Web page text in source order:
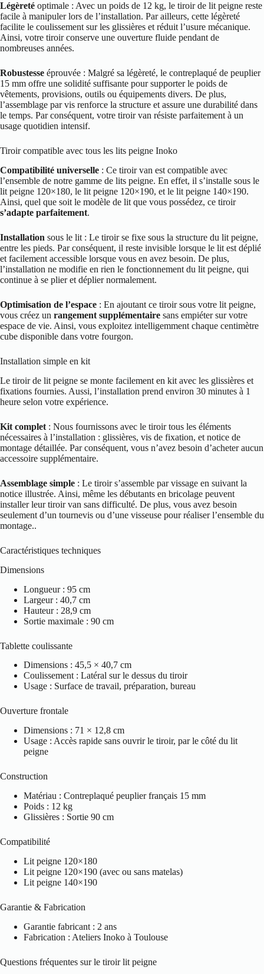
Légèreté optimale : Avec un poids de 12 kg, le tiroir de lit peigne reste
facile à manipuler lors de l’installation. Par ailleurs, cette légèreté
facilite le coulissement sur les glissières et réduit l’usure mécanique.
Ainsi, votre tiroir conserve une ouverture fluide pendant de
nombreuses années.
Robustesse éprouvée : Malgré sa légèreté, le contreplaqué de peuplier
15 mm offre une solidité suffisante pour supporter le poids de
vêtements, provisions, outils ou équipements divers. De plus,
l’assemblage par vis renforce la structure et assure une durabilité dans
le temps. Par conséquent, votre tiroir van résiste parfaitement à un
usage quotidien intensif.
Tiroir compatible avec tous les lits peigne Inoko
Compatibilité universelle : Ce tiroir van est compatible avec
l’ensemble de notre gamme de lits peigne. En effet, il s’installe sous le
lit peigne 120×180, le lit peigne 120×190, et le lit peigne 140×190.
Ainsi, quel que soit le modèle de lit que vous possédez, ce tiroir
s’adapte parfaitement.
Installation sous le lit : Le tiroir se fixe sous la structure du lit peigne,
entre les pieds. Par conséquent, il reste invisible lorsque le lit est déplié
et facilement accessible lorsque vous en avez besoin. De plus,
l’installation ne modifie en rien le fonctionnement du lit peigne, qui
continue à se plier et déplier normalement.
Optimisation de l’espace : En ajoutant ce tiroir sous votre lit peigne,
vous créez un rangement supplémentaire sans empiéter sur votre
espace de vie. Ainsi, vous exploitez intelligemment chaque centimètre
cube disponible dans votre fourgon.
Installation simple en kit
Le tiroir de lit peigne se monte facilement en kit avec les glissières et
fixations fournies. Aussi, l’installation prend environ 30 minutes à 1
heure selon votre expérience.
Kit complet : Nous fournissons avec le tiroir tous les éléments
nécessaires à l’installation : glissières, vis de fixation, et notice de
montage détaillée. Par conséquent, vous n’avez besoin d’acheter aucun
accessoire supplémentaire.
Assemblage simple : Le tiroir s’assemble par vissage en suivant la
notice illustrée. Ainsi, même les débutants en bricolage peuvent
installer leur tiroir van sans difficulté. De plus, vous avez besoin
seulement d’un tournevis ou d’une visseuse pour réaliser l’ensemble du
montage..
Caractéristiques techniques
Dimensions
Longueur : 95 cm
Largeur : 40,7 cm
Hauteur : 28,9 cm
Sortie maximale : 90 cm
Tablette coulissante
Dimensions : 45,5 × 40,7 cm
Coulissement : Latéral sur le dessus du tiroir
Usage : Surface de travail, préparation, bureau
Ouverture frontale
Dimensions : 71 × 12,8 cm
Usage : Accès rapide sans ouvrir le tiroir, par le côté du lit
peigne
Construction
Matériau : Contreplaqué peuplier français 15 mm
Poids : 12 kg
Glissières : Sortie 90 cm
Compatibilité
Lit peigne 120×180
Lit peigne 120×190 (avec ou sans matelas)
Lit peigne 140×190
Garantie & Fabrication
Garantie fabricant : 2 ans
Fabrication : Ateliers Inoko à Toulouse
Questions fréquentes sur le tiroir lit peigne